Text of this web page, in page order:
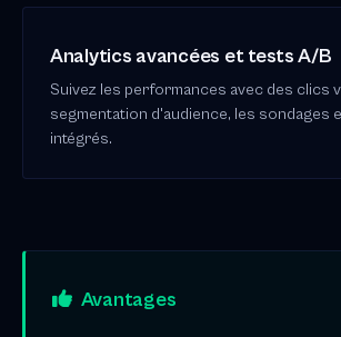
Analytics avancées et tests A/B
Suivez les performances avec des clics
segmentation d'audience, les sondages
intégrés.
Avantages